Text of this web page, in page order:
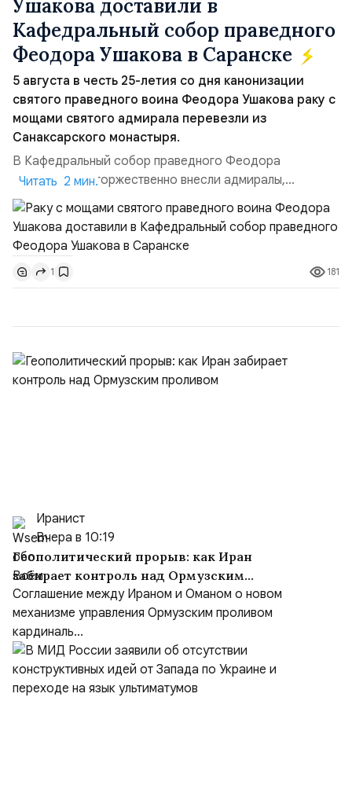
Ушакова доставили в
Кафедральный собор праведного
Феодора Ушакова в Саранске
5 августа в честь 25-летия со дня канонизации
святого праведного воина Феодора Ушакова раку с
мощами святого адмирала перевезли из
Санаксарского монастыря.
В Кафедральный собор праведного Феодора
Ушакова раку торжественно внесли адмиралы,
участвовавшие в канонизации святого праведного
воина Феодора Ушакова 25 лет назад:Адмирал
Владимир Прокофьевич Валуев, командующий
Балтийским флотом ВМФ России (2001–2006
гг.);Адмирал Владимир Петрович Комоедов,
командующий Черноморским флотом ВМФ России
Читать 2 мин.
1 181
Иранист
Вчера в 10:19
Геополитический прорыв: как Иран
забирает контроль над Ормузским
проливом
Соглашение между Ираном и Оманом о новом
механизме управления Ормузским проливом
кардиналь...